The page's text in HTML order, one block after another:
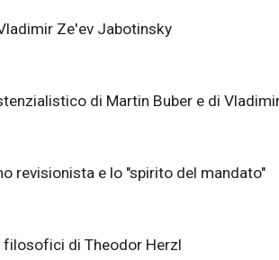
Ze'ev Jabotinsky
di Martin Buber e di
revisionista e lo "spirito del mandato"
filosofici di Theodor Herzl